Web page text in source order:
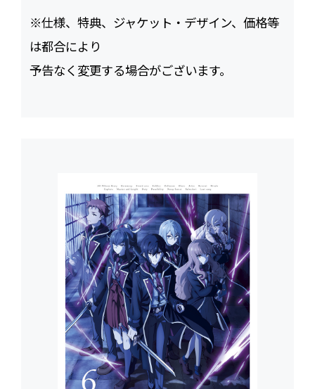
※仕様、特典、ジャケット・デザイン、価格等
は都合により
予告なく変更する場合がございます。